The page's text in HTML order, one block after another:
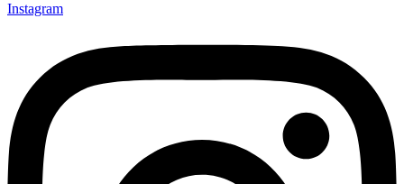
Instagram